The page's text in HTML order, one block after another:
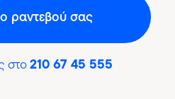
ραντεβού σας
στο210 67 45 555